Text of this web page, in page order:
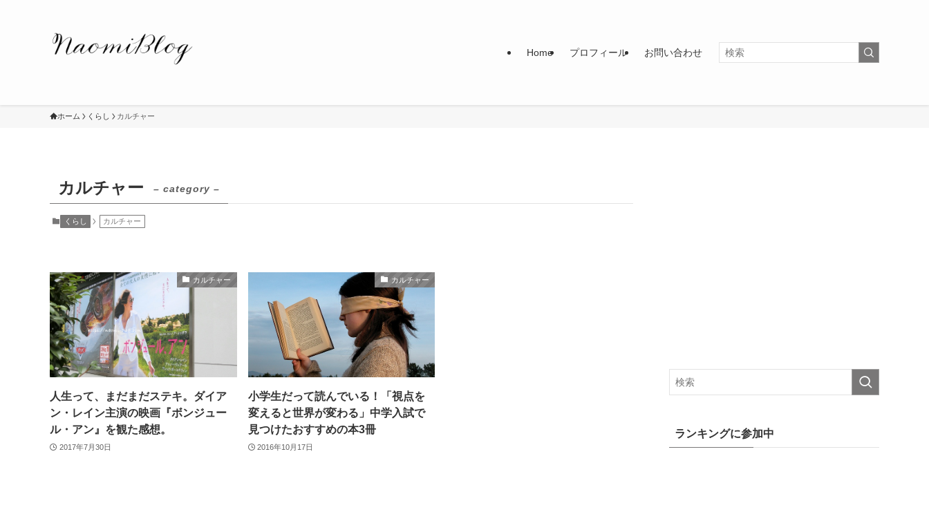
Home プロフィール お問い合わせ
ホーム くらし カルチャー
カルチャー – category –
くらし カルチャー
カルチャー
人生って、まだまだステキ。ダイア
ン・レイン主演の映画『ボンジュー
ル・アン』を観た感想。
2017年7月30日
カルチャー
小学生だって読んでいる！「視点を
変えると世界が変わる」中学入試で
見つけたおすすめの本3冊
2016年10月17日
ランキングに参加中